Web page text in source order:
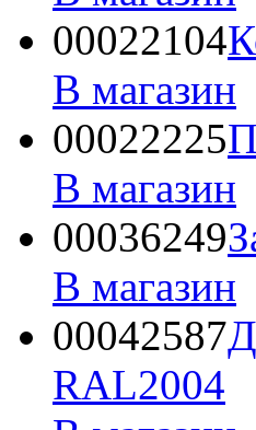
00022104
В магазин
00022225
В магазин
00036249
В магазин
00042587
RAL2004